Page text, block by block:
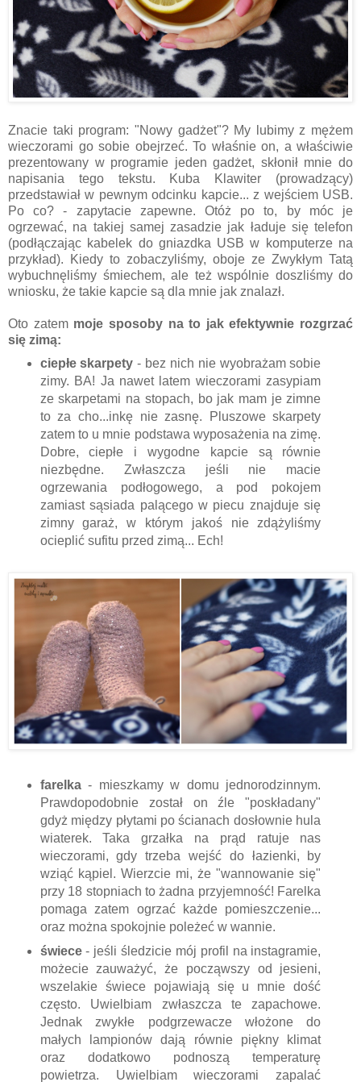
Znacie taki program: "Nowy gadżet"? My lubimy z mężem
wieczorami go sobie obejrzeć. To właśnie on, a właściwie
prezentowany w programie jeden gadżet, skłonił mnie do
napisania tego tekstu. Kuba Klawiter (prowadzący)
przedstawiał w pewnym odcinku kapcie... z wejściem USB.
Po co? - zapytacie zapewne. Otóż po to, by móc je
ogrzewać, na takiej samej zasadzie jak ładuje się telefon
(podłączając kabelek do gniazdka USB w komputerze na
przykład). Kiedy to zobaczyliśmy, oboje ze Zwykłym Tatą
wybuchnęliśmy śmiechem, ale też wspólnie doszliśmy do
wniosku, że takie kapcie są dla mnie jak znalazł.
Oto zatemmoje sposoby na to jak efektywnie rozgrzać
się zimą:
ciepłe skarpety - bez nich nie wyobrażam sobie
zimy. BA! Ja nawet latem wieczorami zasypiam
ze skarpetami na stopach, bo jak mam je zimne
to za cho...inkę nie zasnę. Pluszowe skarpety
zatem to u mnie podstawa wyposażenia na zimę.
Dobre, ciepłe i wygodne kapcie są równie
niezbędne. Zwłaszcza jeśli nie macie
ogrzewania podłogowego, a pod pokojem
zamiast sąsiada palącego w piecu znajduje się
zimny garaż, w którym jakoś nie zdążyliśmy
ocieplić sufitu przed zimą... Ech!
farelka- mieszkamy w domu jednorodzinnym.
Prawdopodobnie został on źle "poskładany"
gdyż między płytami po ścianach dosłownie hula
wiaterek. Taka grzałka na prąd ratuje nas
wieczorami, gdy trzeba wejść do łazienki, by
wziąć kąpiel. Wierzcie mi, że "wannowanie się"
przy 18 stopniach to żadna przyjemność! Farelka
pomaga zatem ogrzać każde pomieszczenie...
oraz można spokojnie poleżeć w wannie.
świece- jeśli śledzicie mój profil na instagramie,
możecie zauważyć, że począwszy od jesieni,
wszelakie świece pojawiają się u mnie dość
często. Uwielbiam zwłaszcza te zapachowe.
Jednak zwykłe podgrzewacze włożone do
małych lampionów dają równie piękny klimat
oraz dodatkowo podnoszą temperaturę
powietrza. Uwielbiam wieczorami zapalać